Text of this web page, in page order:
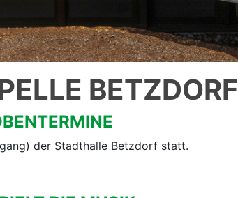
BETZDORF
der Stadthalle Betzdorf statt.